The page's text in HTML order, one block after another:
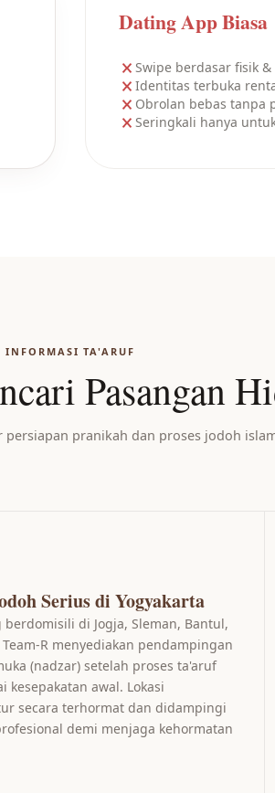
Dating App Biasa
Swipe berdasar fisik
Identitas terbuka
Obrolan bebas tanpa
Seringkali hanya
INFORMASI TA'ARUF
Pasangan
pranikah dan proses jodoh
Serius di Yogyakarta
berdomisili di Jogja, Sleman, Bantul,
R menyediakan pendampingan
(nadzar) setelah proses ta'aruf
kesepakatan awal. Lokasi
secara terhormat dan didampingi
demi menjaga kehormatan